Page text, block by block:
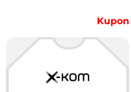
Kupon